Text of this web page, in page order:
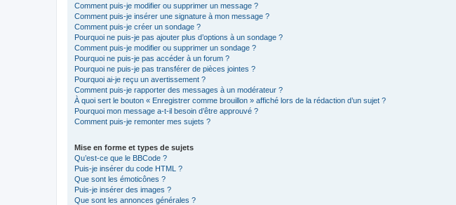
Comment puis-je modifier ou supprimer un message ?
Comment puis-je insérer une signature à mon message ?
Comment puis-je créer un sondage ?
Pourquoi ne puis-je pas ajouter plus d’options à un sondage ?
Comment puis-je modifier ou supprimer un sondage ?
Pourquoi ne puis-je pas accéder à un forum ?
Pourquoi ne puis-je pas transférer de pièces jointes ?
Pourquoi ai-je reçu un avertissement ?
Comment puis-je rapporter des messages à un modérateur ?
À quoi sert le bouton « Enregistrer comme brouillon » affiché lors de la rédaction d’un sujet ?
Pourquoi mon message a-t-il besoin d’être approuvé ?
Comment puis-je remonter mes sujets ?
Mise en forme et types de sujets
Qu’est-ce que le BBCode ?
Puis-je insérer du code HTML ?
Que sont les émoticônes ?
Puis-je insérer des images ?
Que sont les annonces générales ?